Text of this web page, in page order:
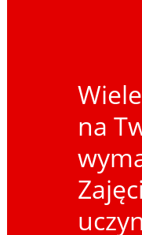
na